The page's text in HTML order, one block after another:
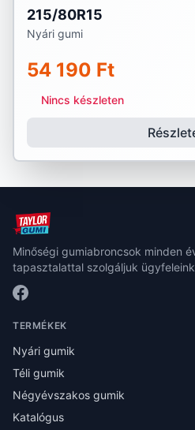
215/80R15
Nyári gumi
54 190 Ft
Nincs készleten
Minőségi gumiabroncsok minden
tapasztalattal szolgáljuk
TERMÉKEK
Nyári gumik
Téli gumik
Négyévszakos gumik
Katalógus